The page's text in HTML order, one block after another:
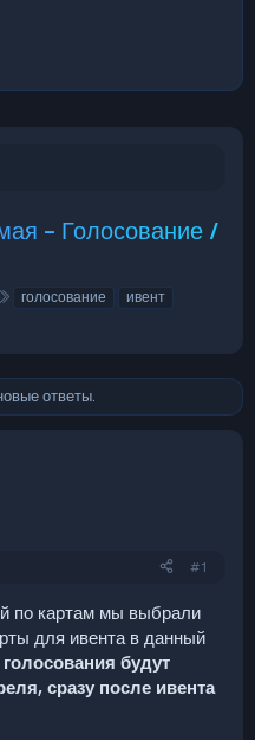
- Голосование /
Т голосование
ивент
ответы.
#1
по картам мы выбрали
для ивента в данный
будут
сразу после ивента